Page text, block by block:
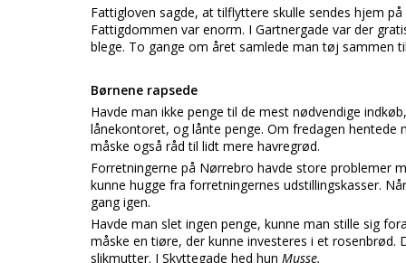
Fattigloven sagde, at tilflyttere skulle sendes hjem
Fattigdommen var enorm. I Gartnergade var der
blege. To gange om året samlede man tøj sammen
Børnene rapsede
Havde man ikke penge til de mest nødvendige
lånekontoret, og lånte penge. Om fredagen
måske også råd til lidt mere havregrød.
Forretningerne på Nørrebro havde store problemer
kunne hugge fra forretningernes udstillingskasser.
gang igen.
Havde man slet ingen penge, kunne man stille sig
måske en tiøre, der kunne investeres i et
slikmutter. I Skyttegade hed hun Musse.